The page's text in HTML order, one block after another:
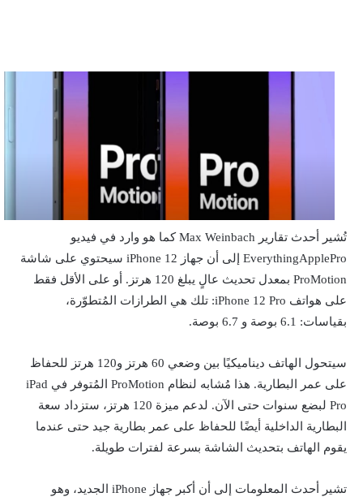
تُشير أحدث تقارير Max Weinbach كما هو وارد في فيديو
EverythingApplePro إلى أن جهاز iPhone 12 سيحتوي على شاشة
ProMotion بمعدل تحديث عالٍ يبلغ 120 هرتز. أو على الأقل فقط
على هواتف iPhone 12 Pro: تلك هي الطرازات المُتطوّرة،
بقياسات: 6.1 بوصة و 6.7 بوصة.
سيتحول الهاتف ديناميكيًا بين وضعي 60 هرتز و120 هرتز للحفاظ
على عمر البطارية. هذا مُشابه لنظام ProMotion المُتوفر في iPad
Pro لبضع سنوات حتى الآن. لدعم ميزة 120 هرتز، ستزداد سعة
البطارية الداخلية أيضًا للحفاظ على عمر بطارية جيد حتى عندما
يقوم الهاتف بتحديث الشاشة بسرعة لفترات طويلة.
تشير أحدث المعلومات إلى أن أكبر جهاز iPhone الجديد، وهو